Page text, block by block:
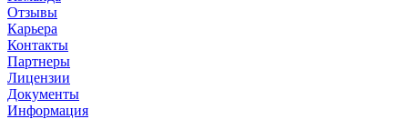
Отзывы
Карьера
Контакты
Партнеры
Лицензии
Документы
Информация